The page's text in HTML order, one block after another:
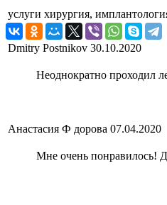
услуги хирургия,
Dmitry Postnikov 30.10.2020
Неоднократно проходил
Анастасия Ф дорова 07.04.2020
Мне очень понравилось!